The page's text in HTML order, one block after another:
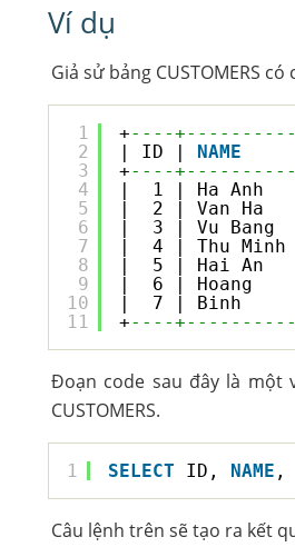
Ví dụ
Giả sử bảng CUSTOMERS
1
2
3
4
5
6
7
8
9
10
11
+----
| ID | NAME
+----
|  1 | Ha Anh
|  2 | Van Ha
|  3 | Vu Bang
|  4 | Thu
|  5 | Hai An
|  6 | Hoang
|  7 | Binh
+----
Đoạn code sau đây là một
CUSTOMERS.
1 SELECT ID, NAME ,
Câu lệnh trên sẽ tạo ra kết